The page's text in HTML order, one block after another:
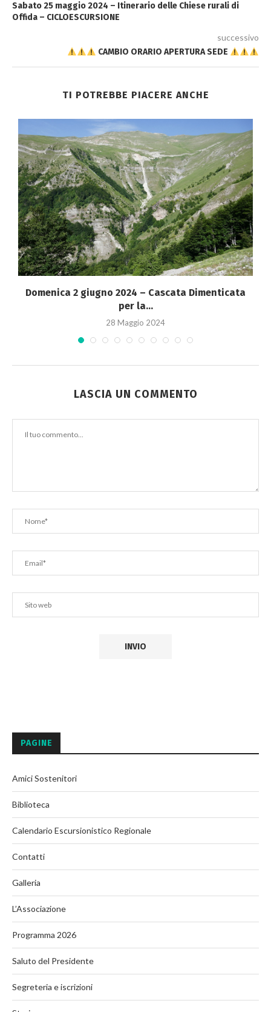
Sabato 25 maggio 2024 – Itinerario delle Chiese rurali di
Offida – CICLOESCURSIONE
successivo
CAMBIO ORARIO APERTURA SEDE
TI POTREBBE PIACERE ANCHE
Domenica 2 giugno 2024 – Cascata Dimenticata
per la...
28 Maggio 2024
LASCIA UN COMMENTO
PAGINE
Amici Sostenitori
Biblioteca
Calendario Escursionistico Regionale
Contatti
Galleria
L’Associazione
Programma 2026
Saluto del Presidente
Segreteria e iscrizioni